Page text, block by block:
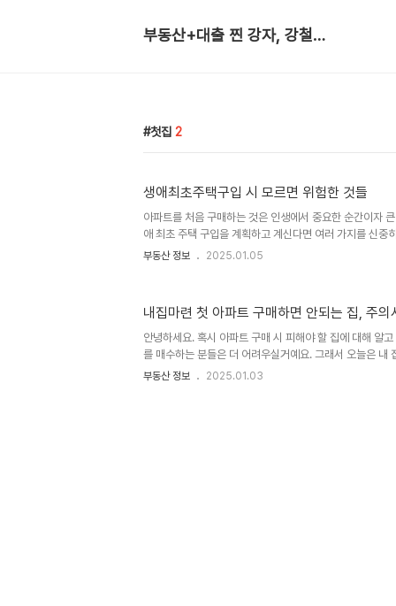
부동산+대출 찐 강자, 강철부대
첫집 2
생애최초주택구입 시 모르면 위험한 것들
아파트를 처음 구매하는 것은 인생에서 중요한 순간이자
애 최초 주택 구입을 계획하고 계신다면 여러 가지를 신중
서 꼭 알아두어야 할 정보를 정리해보았습니다. 생애최초
제공하는 취득세 감면과 대출 금리 우대 같은 다양한 혜택
어, 분양가의 1.1% 수준인 취득세는 5억 원짜리 주택 구매
이..
부동산 정보 2025.01.05
내집마련 첫 아파트 구매하면 안되는 집, 주의
안녕하세요. 혹시 아파트 구매 시 피해야 할 집에 대해 알
를 매수하는 분들은 더 어려우실거예요. 그래서 오늘은 내
이 될 만한 주의사항들을 정리해보았습니다. 잘못된 선택을
방, 배수 시설 등이 자주 고장 나면 추가적인 수리 비용이
부동산 정보 2025.01.03